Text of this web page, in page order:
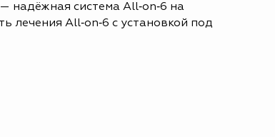
надёжная система All‑on‑6 на
All‑on‑6 с установкой под